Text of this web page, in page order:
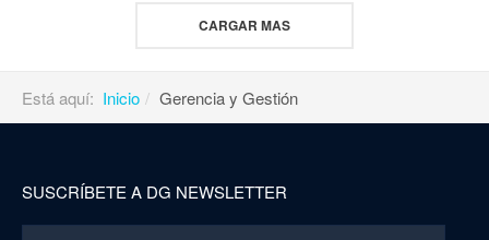
CARGAR MAS
Está aquí: Inicio Gerencia y Gestión
SUSCRÍBETE A DG NEWSLETTER